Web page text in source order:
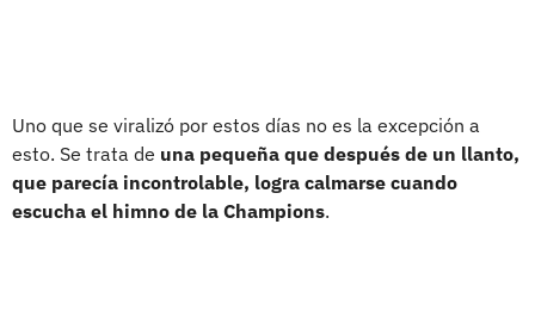
Uno que se viralizó por estos días no es la excepción a
esto. Se trata de una pequeña que después de un llanto,
que parecía incontrolable, logra calmarse cuando
escucha el himno de la Champions.